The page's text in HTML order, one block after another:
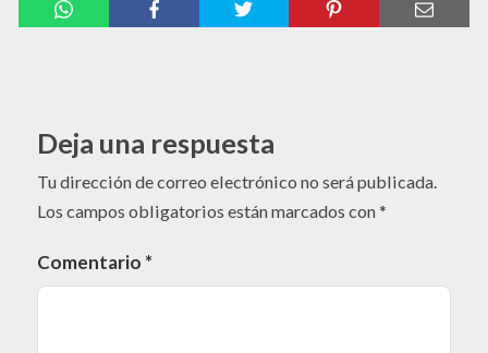
Deja una respuesta
Tu dirección de correo electrónico no será publicada.
Los campos obligatorios están marcados con*
Comentario *